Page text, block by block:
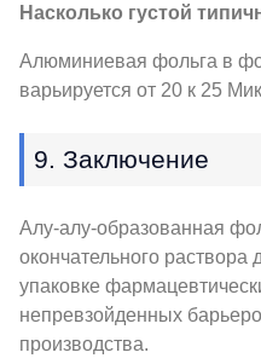
Насколько густой
Алюминиевая фольга в
варьируется от 20 к 25
9. Заключение
Алу-алу-образованная
окончательного раствора
упаковке
непревзойденных
производства.